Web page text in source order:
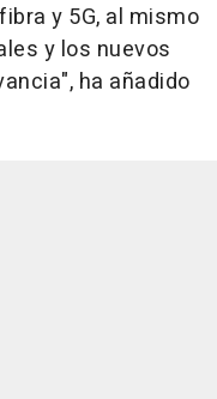
y 5G, al mismo
y los nuevos
ha añadido